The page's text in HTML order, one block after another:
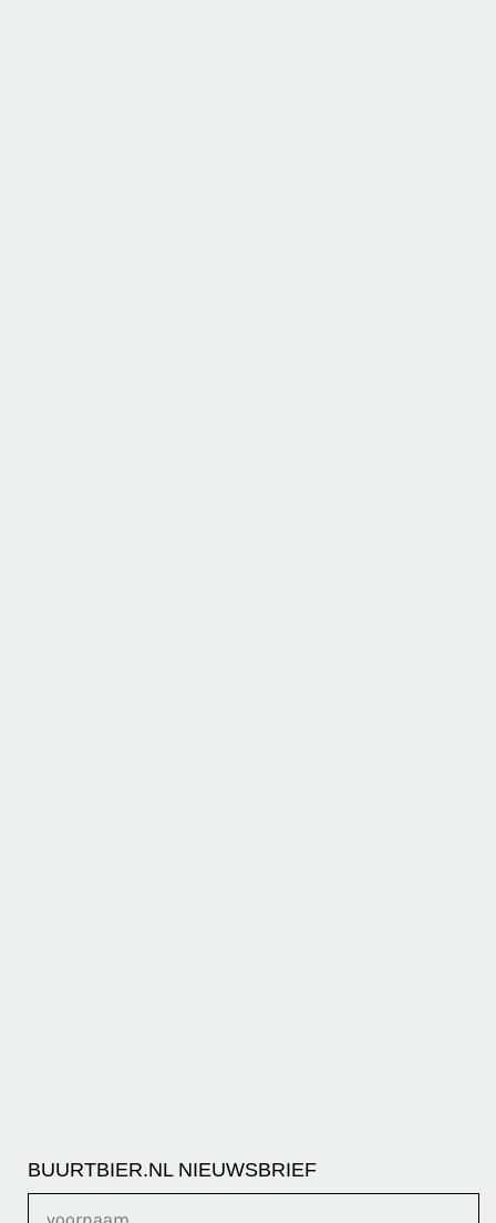
BUURTBIER.NL NIEUWSBRIEF